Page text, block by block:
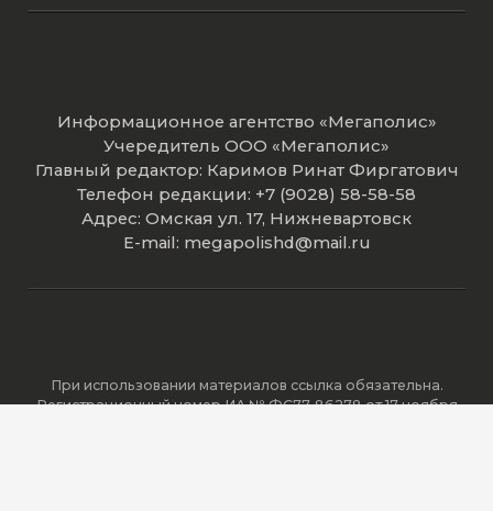
Информационное агентство «Мегаполис»
Учередитель ООО «Мегаполис»
Главный редактор: Каримов Ринат Фиргатович
Телефон редакции: +7 (9028) 58-58-58
Адрес: Омская ул. 17, Нижневартовск
E-mail: megapolishd@mail.ru
При использовании материалов ссылка обязательна.
Регистрационный номер ИА № ФС77-86278 от 17 ноября